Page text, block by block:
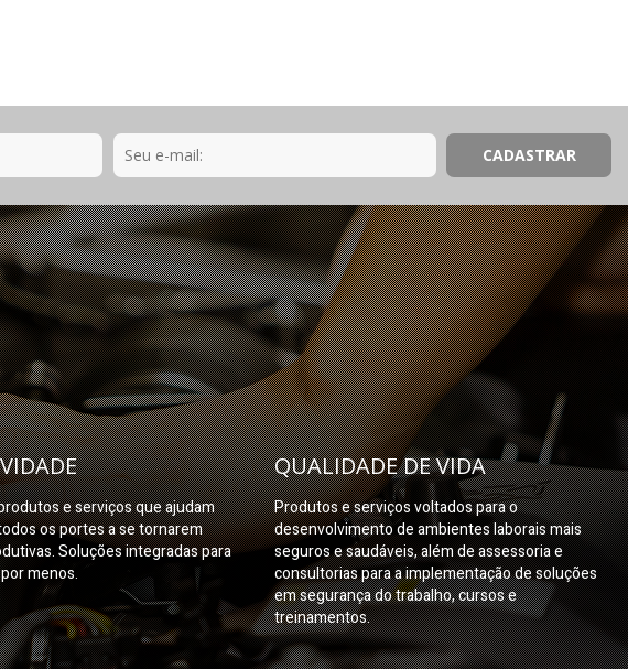
e serviços que ajudam
os portes a se tornarem
Soluções integradas para
menos.
QUALIDADE DE VIDA
Produtos e serviços voltados para o
desenvolvimento de ambientes laborais mais
seguros e saudáveis, além de assessoria e
consultorias para a implementação de soluções
em segurança do trabalho, cursos e
treinamentos.